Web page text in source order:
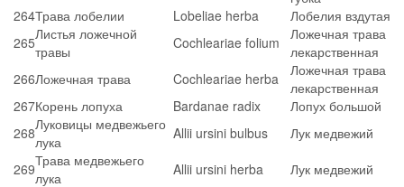
264Трава лобелии Lobeliae herba
Лобелия вздутая
265Листья ложечной
травы
Cochleariae folium
Ложечная трава
лекарственная
266Ложечная трава Cochleariae herba
Ложечная трава
лекарственная
267Корень лопуха Bardanae radix
Лопух большой
268Луковицы медвежьего
лука
Allii ursini bulbus
Лук медвежий
269Трава медвежьего
лука
Allii ursini herba
Лук медвежий